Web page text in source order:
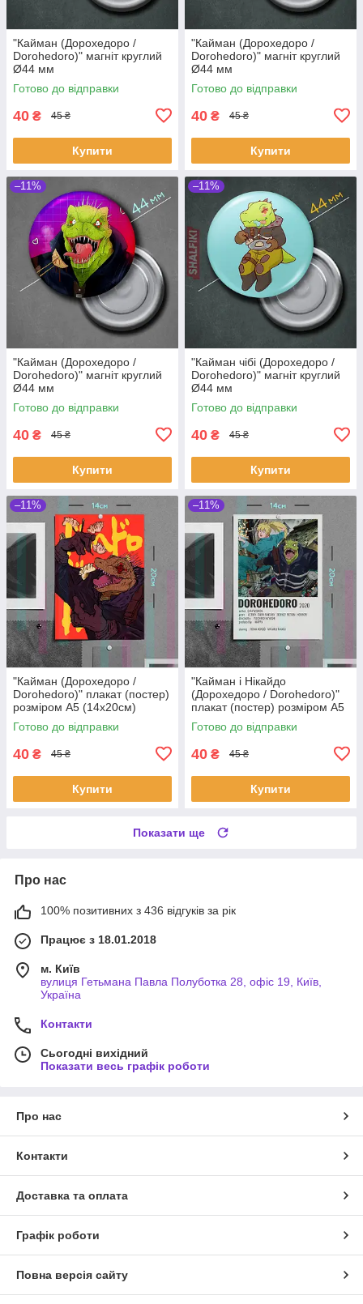
"Кайман (Дорохедоро /
Dorohedoro)" магніт круглий
Ø44 мм
Готово до відправки
40 ₴ 45 ₴
Купити
"Кайман (Дорохедоро /
Dorohedoro)" магніт круглий
Ø44 мм
Готово до відправки
40 ₴ 45 ₴
Купити
–11%
"Кайман (Дорохедоро /
Dorohedoro)" магніт круглий
Ø44 мм
Готово до відправки
40 ₴ 45 ₴
Купити
–11%
"Кайман чібі (Дорохедоро /
Dorohedoro)" магніт круглий
Ø44 мм
Готово до відправки
40 ₴ 45 ₴
Купити
–11%
"Кайман (Дорохедоро /
Dorohedoro)" плакат (постер)
розміром А5 (14х20см)
Готово до відправки
40 ₴ 45 ₴
Купити
–11%
"Кайман і Нікайдо
(Дорохедоро / Dorohedoro)"
плакат (постер) розміром А5
(14х20см)
Готово до відправки
40 ₴ 45 ₴
Купити
Показати ще
Про нас
100% позитивних з 436 відгуків за рік
Працює з 18.01.2018
м. Київ
вулиця Гетьмана Павла Полуботка 28, офіс 19, Київ,
Україна
Контакти
Сьогодні вихідний
Показати весь графік роботи
Про нас
Контакти
Доставка та оплата
Графік роботи
Повна версія сайту